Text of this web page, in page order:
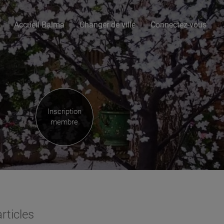
Accueil Balma Changer de ville Connectez-vous
Inscription
membre